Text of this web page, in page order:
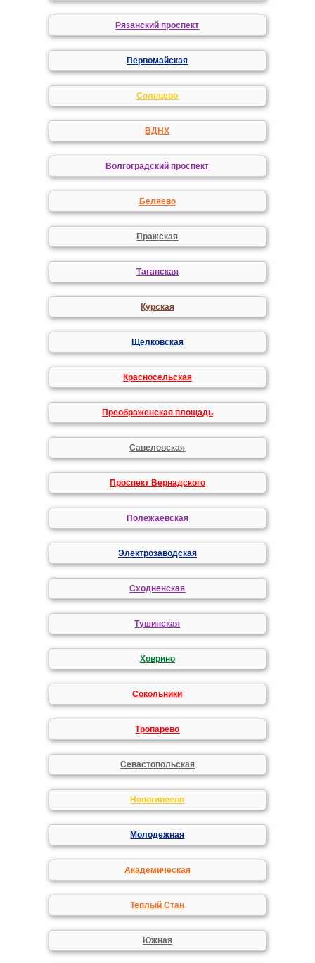
Рязанский проспект
Первомайская
Солнцево
ВДНХ
Волгоградский проспект
Беляево
Пражская
Таганская
Курская
Щелковская
Красносельская
Преображенская площадь
Савеловская
Проспект Вернадского
Полежаевская
Электрозаводская
Сходненская
Тушинская
Ховрино
Сокольники
Тропарево
Севастопольская
Новогиреево
Молодежная
Академическая
Теплый Стан
Южная